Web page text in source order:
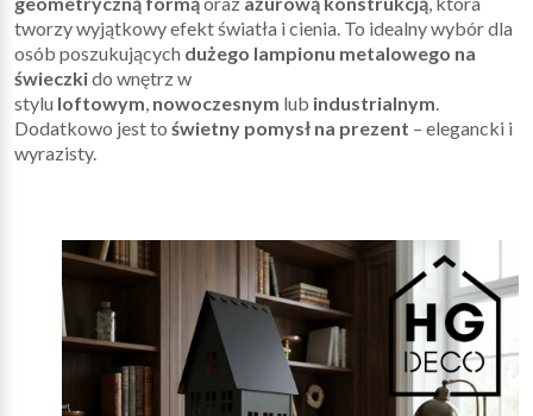
tworzy wyjątkowy efekt światła i cienia. To idealny wybór dla
osób poszukujących dużego lampionu metalowego na
świeczkido wnętrz w
stylu loftowym, nowoczesnym lub industrialnym.
Dodatkowo jest to świetny pomysł na prezent – elegancki i
wyrazisty.